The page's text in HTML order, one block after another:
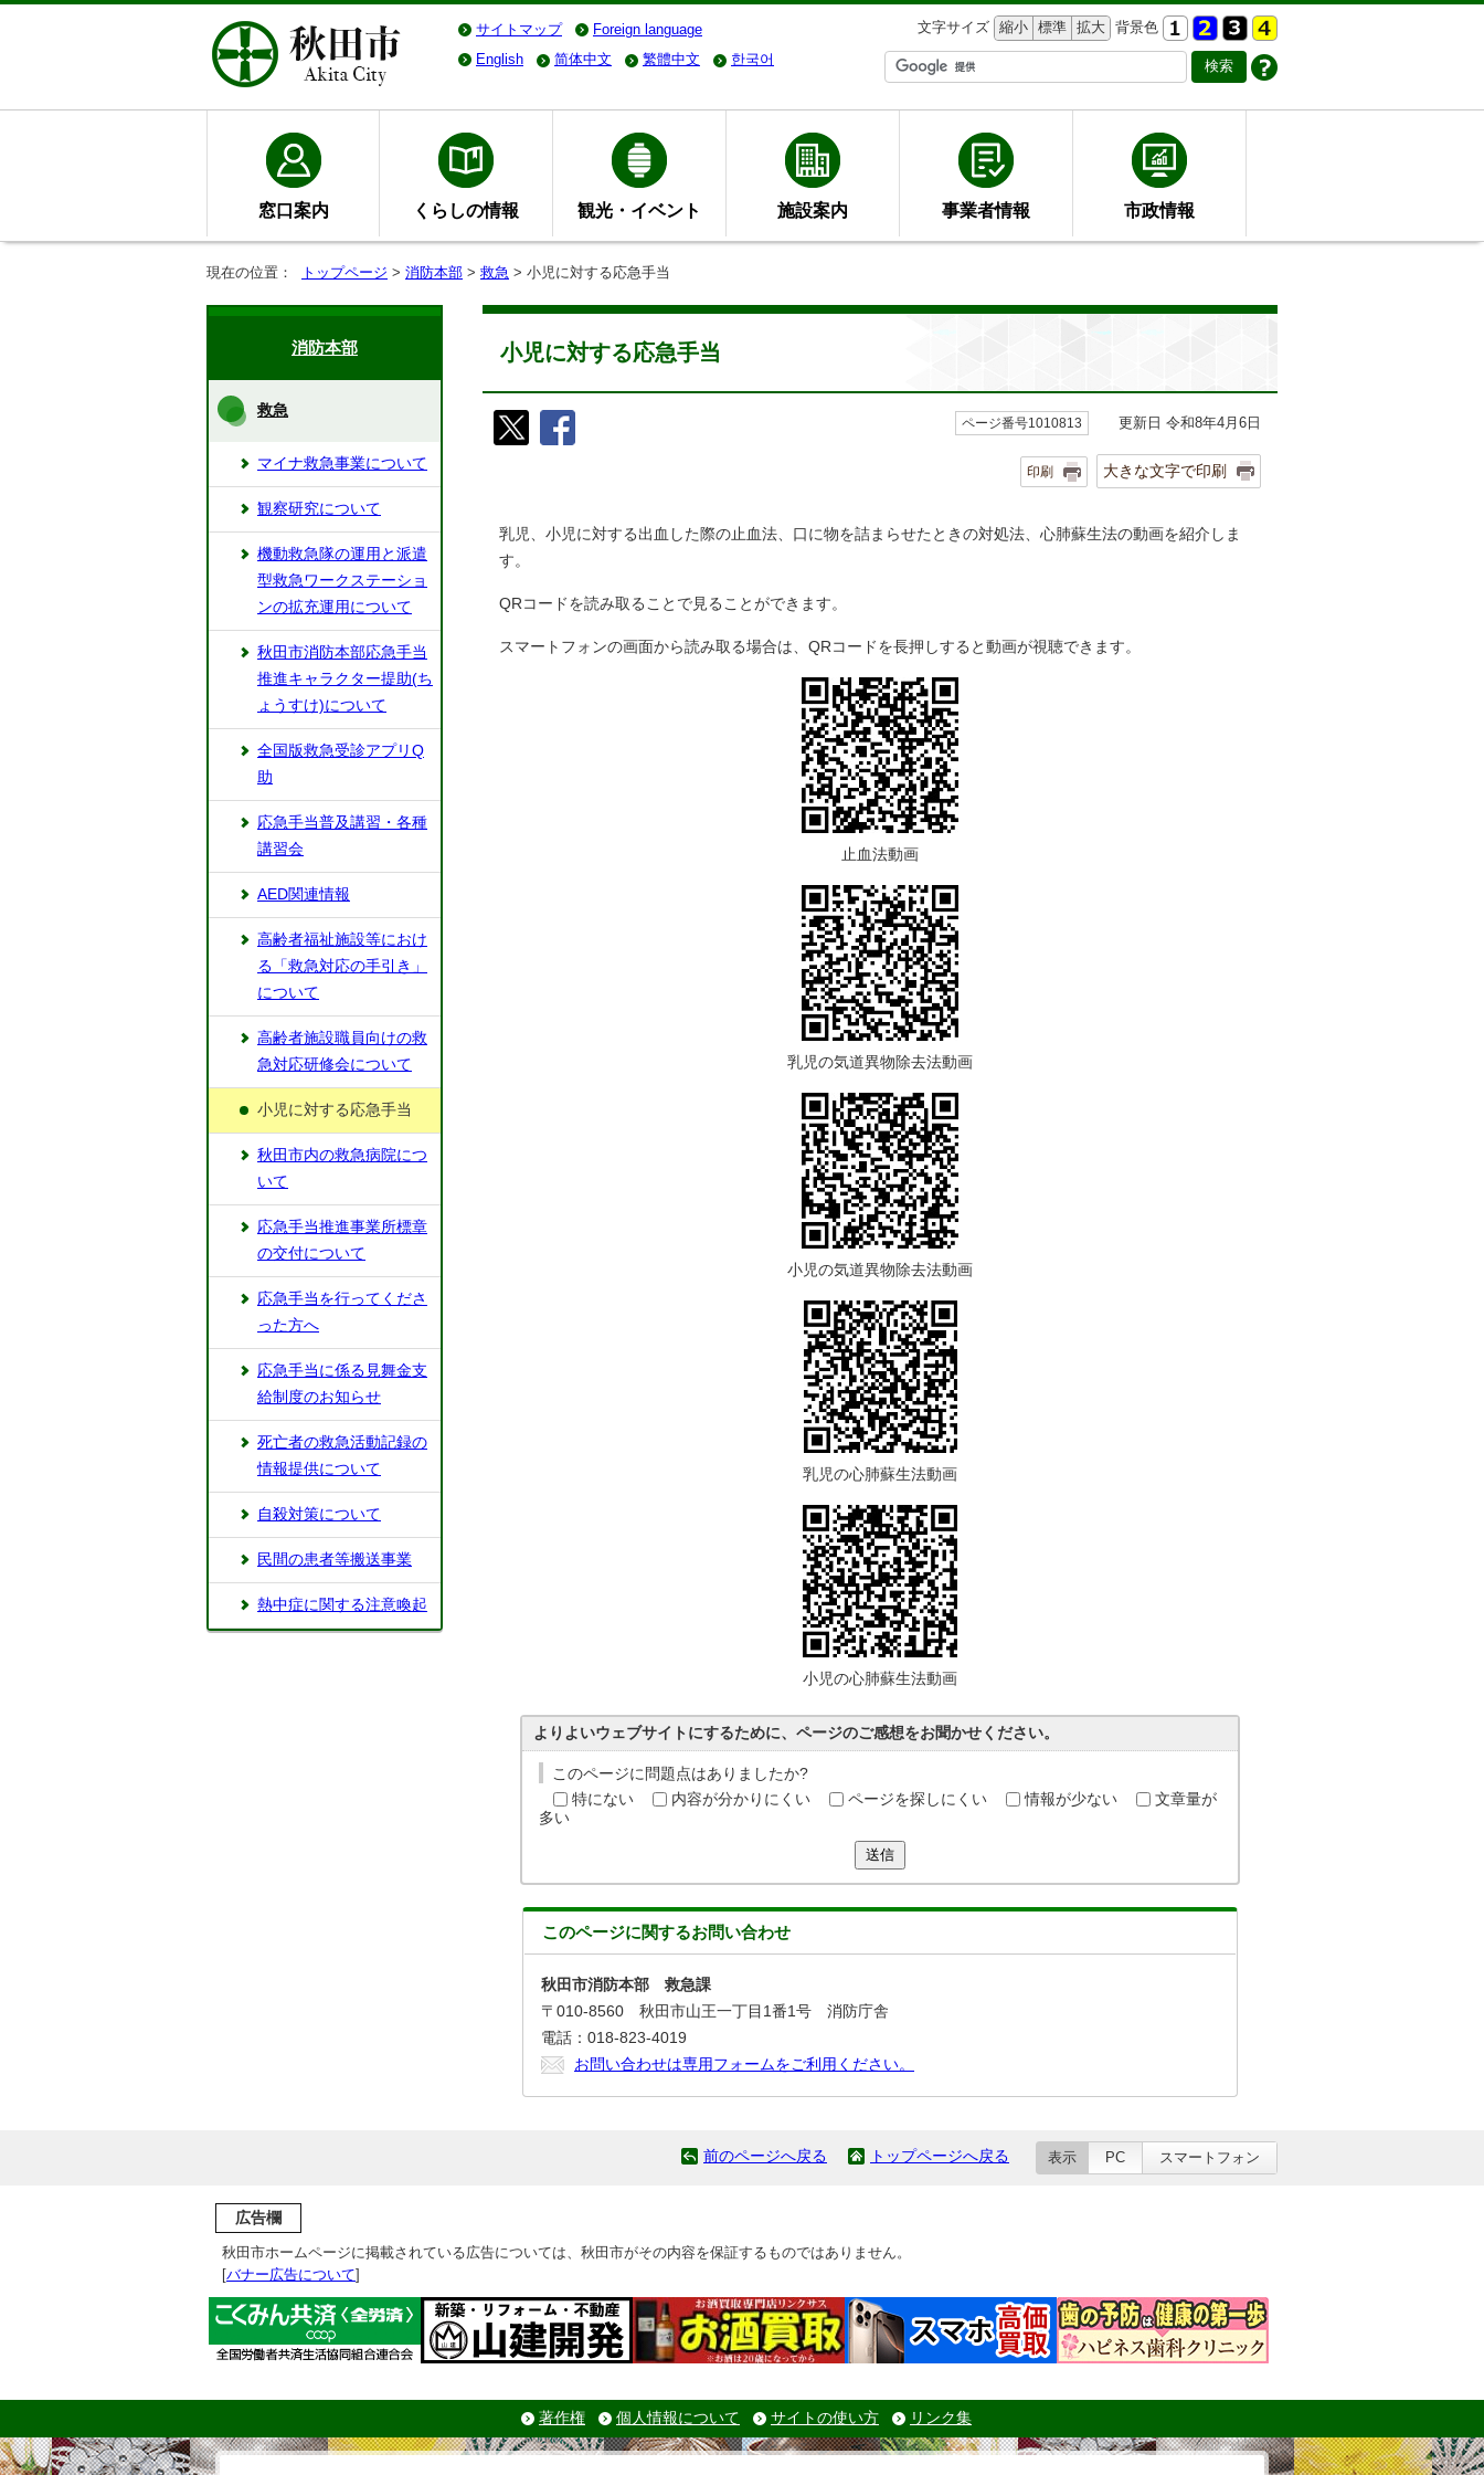
サイトマップ Foreign language 文字サイズ 縮小 標準 拡大 背景色
English
简体中文 繁體中文 한국어
窓口案内 くらしの情報 観光・イベント 施設案内 事業者情報 市政情報
現在の位置： トップページ > 消防本部 > 救急 > 小児に対する応急手当
小児に対する応急手当
ページ番号1010813 更新日 令和8年4月6日
印刷 大きな文字で印刷
乳児、小児に対する出血した際の止血法、口に物を詰まらせたときの対処法、心肺蘇生法の動画を紹介しま
す。
QRコードを読み取ることで見ることができます。
スマートフォンの画面から読み取る場合は、QRコードを長押しすると動画が視聴できます。
止血法動画
乳児の気道異物除去法動画
小児の気道異物除去法動画
乳児の心肺蘇生法動画
小児の心肺蘇生法動画
よりよいウェブサイトにするために、ページのご感想をお聞かせください。
このページに問題点はありましたか?
特にない
内容が分かりにくい ページを探しにくい 情報が少ない
文章量が
多い
送信
このページに関するお問い合わせ
秋田市消防本部 救急課
〒010-8560 秋田市山王一丁目1番1号 消防庁舎
電話：018-823-4019
お問い合わせは専用フォームをご利用ください。
消防本部
救急
マイナ救急事業について
観察研究について
機動救急隊の運用と派遣
型救急ワークステーショ
ンの拡充運用について
秋田市消防本部応急手当
推進キャラクター提助(ち
ょうすけ)について
全国版救急受診アプリQ
助
応急手当普及講習・各種
講習会
AED関連情報
高齢者福祉施設等におけ
る「救急対応の手引き」
について
高齢者施設職員向けの救
急対応研修会について
小児に対する応急手当
秋田市内の救急病院につ
いて
応急手当推進事業所標章
の交付について
応急手当を行ってくださ
った方へ
応急手当に係る見舞金支
給制度のお知らせ
死亡者の救急活動記録の
情報提供について
自殺対策について
民間の患者等搬送事業
熱中症に関する注意喚起
前のページへ戻る トップページへ戻る 表示 PC スマートフォン
広告欄
秋田市ホームページに掲載されている広告については、秋田市がその内容を保証するものではありません。
[バナー広告について]
著作権 個人情報について サイトの使い方 リンク集